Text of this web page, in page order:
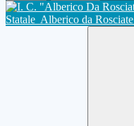
Statale Alberico da Rosciate